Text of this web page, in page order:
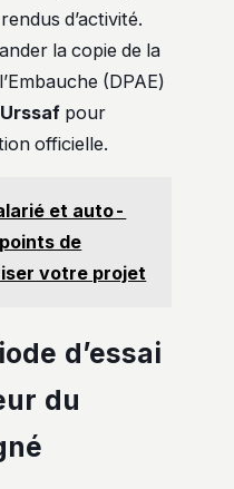
d’activité.
la copie de la
(DPAE)
Urssaf pour
officielle.
et auto-
de
votre projet
d’essai
du